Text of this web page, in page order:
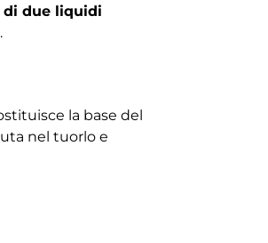
di due liquidi
la base del
nel tuorlo e